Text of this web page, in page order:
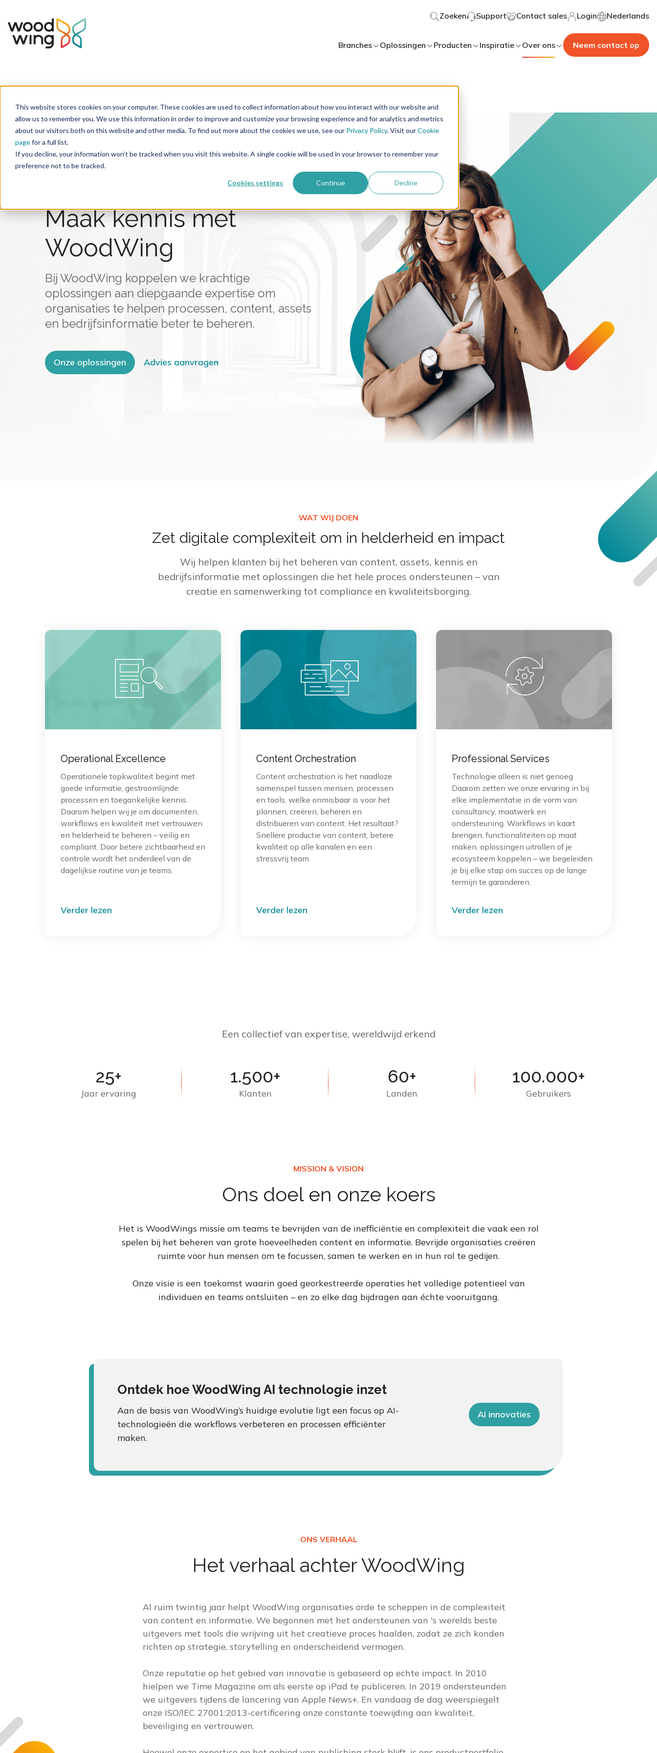
This website stores cookies on your computer. These cookies are used to collect information about how you interact with our website and
allow us to remember you. We use this information in order to improve and customize your browsing experience and for analytics and metrics
about our visitors both on this website and other media. To find out more about the cookies we use, see our Privacy Policy. Visit ourCookie
pagefor a full list.
If you decline, your information won’t be tracked when you visit this website. A single cookie will be used in your browser to remember your
preference not to be tracked.
Cookies settings Continue Decline
Zoeken Support Contact sales Login Nederlands
Branches Oplossingen Producten Inspiratie Over ons Neem contact op
Home Over ons
Maak kennis met
WoodWing
Bij WoodWing koppelen we krachtige
oplossingen aan diepgaande expertise om
organisaties te helpen processen, content, assets
en bedrijfsinformatie beter te beheren.
Onze oplossingen Advies aanvragen
WAT WIJ DOEN
Zet digitale complexiteit om in helderheid en impact
Wij helpen klanten bij het beheren van content, assets, kennis en
bedrijfsinformatie met oplossingen die het hele proces ondersteunen – van
creatie en samenwerking tot compliance en kwaliteitsborging.
Operational Excellence
Operationele topkwaliteit begint met
goede informatie, gestroomlijnde
processen en toegankelijke kennis.
Daarom helpen wij je om documenten,
workflows en kwaliteit met vertrouwen
en helderheid te beheren – veilig en
compliant. Door betere zichtbaarheid en
controle wordt het onderdeel van de
dagelijkse routine van je teams.
Verder lezen
Content Orchestration
Content orchestration is het naadloze
samenspel tussen mensen, processen
en tools, welke onmisbaar is voor het
plannen, creëren, beheren en
distribueren van content. Het resultaat?
Snellere productie van content, betere
kwaliteit op alle kanalen en een
stressvrij team.
Verder lezen
Professional Services
Technologie alleen is niet genoeg.
Daarom zetten we onze ervaring in bij
elke implementatie in de vorm van
consultancy, maatwerk en
ondersteuning. Workflows in kaart
brengen, functionaliteiten op maat
maken, oplossingen uitrollen of je
ecosysteem koppelen – we begeleiden
je bij elke stap om succes op de lange
termijn te garanderen.
Verder lezen
Een collectief van expertise, wereldwijd erkend
25+
Jaar ervaring
1.500+
Klanten
60+
Landen
100.000+
Gebruikers
Ons doel en onze koers
Het is WoodWings missie om teams te bevrijden van de inefficiëntie en complexiteit die vaak een rol
spelen bij het beheren van grote hoeveelheden content en informatie. Bevrijde organisaties creëren
ruimte voor hun mensen om te focussen, samen te werken en in hun rol te gedijen.
Onze visie is een toekomst waarin goed georkestreerde operaties het volledige potentieel van
individuen en teams ontsluiten – en zo elke dag bijdragen aan échte vooruitgang.
Ontdek hoe WoodWing AI technologie inzet
Aan de basis van WoodWing’s huidige evolutie ligt een focus op AI-
technologieën die workflows verbeteren en processen efficiënter
maken.
AI innovaties
Het verhaal achter WoodWing
Al ruim twintig jaar helpt WoodWing organisaties orde te scheppen in de complexiteit
van content en informatie. We begonnen met het ondersteunen van 's werelds beste
uitgevers met tools die wrijving uit het creatieve proces haalden, zodat ze zich konden
richten op strategie, storytelling en onderscheidend vermogen.
Onze reputatie op het gebied van innovatie is gebaseerd op echte impact. In 2010
hielpen we Time Magazine om als eerste op iPad te publiceren. In 2019 ondersteunden
we uitgevers tijdens de lancering van Apple News+. En vandaag de dag weerspiegelt
onze ISO/IEC 27001:2013-certificering onze constante toewijding aan kwaliteit,
beveiliging en vertrouwen.